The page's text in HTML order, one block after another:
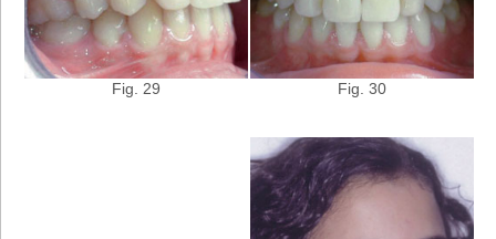
Fig. 29 Fig. 30